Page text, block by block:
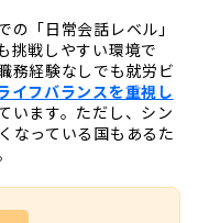
「日常会話レベル」
挑戦しやすい環境で
務経験なしでも就労ビ
イフバランスを重視し
います。ただし、シン
なっている国もあるた